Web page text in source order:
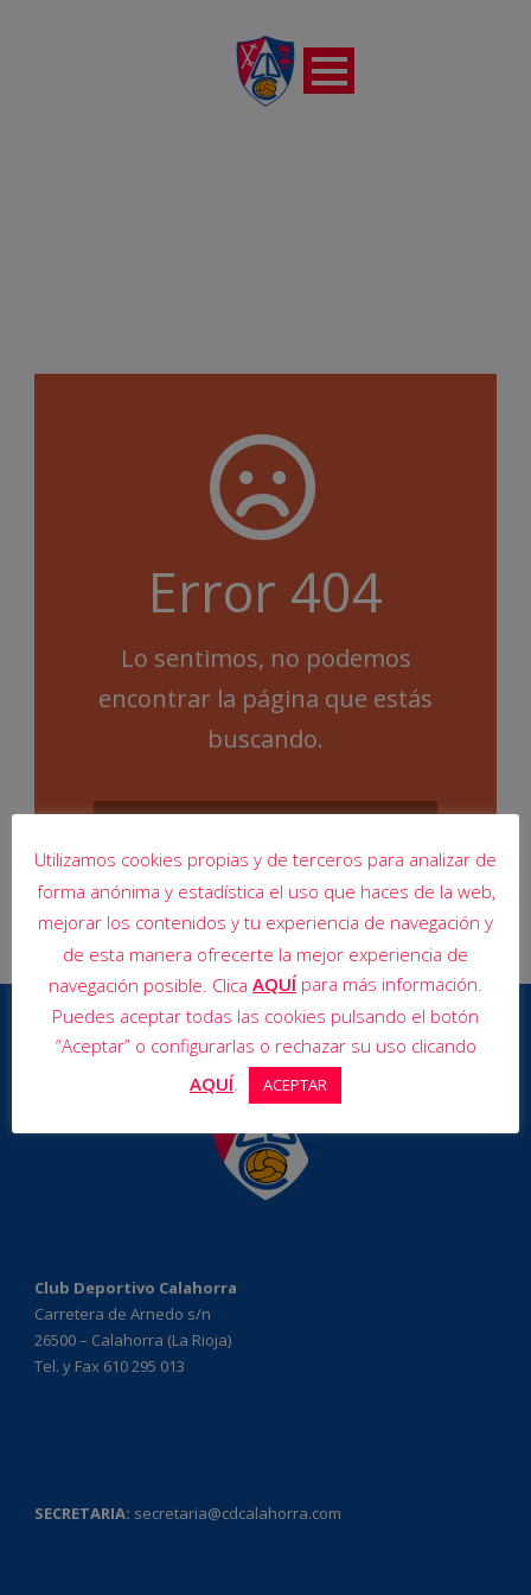
Error 404
Lo sentimos, no podemos
encontrar la página que estás
buscando.
Club Deportivo Calahorra
Carretera de Arnedo s/n
26500 – Calahorra (La Rioja)
Tel. y Fax 610 295 013
SECRETARIA: secretaria@cdcalahorra.com
Utilizamos cookies propias y de terceros para analizar de
forma anónima y estadística el uso que haces de la web,
mejorar los contenidos y tu experiencia de navegación y
de esta manera ofrecerte la mejor experiencia de
navegación posible. Clica AQUÍ para más información.
Puedes aceptar todas las cookies pulsando el botón
“Aceptar” o configurarlas o rechazar su uso clicando
AQUÍ. ACEPTAR